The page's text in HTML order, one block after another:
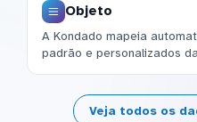
Objeto
A Kondado mapeia
padrão e personalizados
Veja todos os